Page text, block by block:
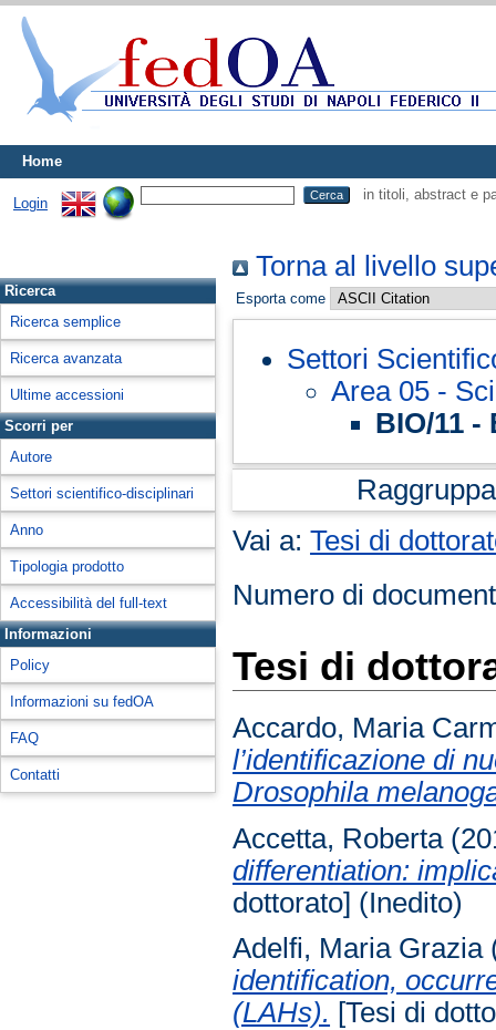
Home
Login
in titoli, abstract e
Ricerca
Ricerca semplice
Ricerca avanzata
Ultime accessioni
Scorri per
Autore
Settori scientifico-disciplinari
Anno
Tipologia prodotto
Accessibilità del full-text
Informazioni
Policy
Informazioni su fedOA
FAQ
Contatti
Torna al livello
Esporta come
Settori
Area 05 -
BIO/11
Vai a:Tesi di
Numero di
Tesi di
Accardo, Maria
l’identificazione di
Drosophila
Accetta, Roberta
differentiation:
dottorato] (Inedito)
Adelfi, Maria Grazia
identification,
(LAHs). [Tesi di